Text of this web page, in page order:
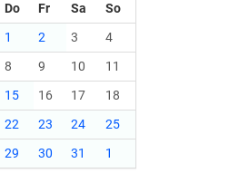
Do Fr Sa
So
1 2 3
4
8 9 10
11
15 16 17
18
22 23 24
25
29 30 31 1